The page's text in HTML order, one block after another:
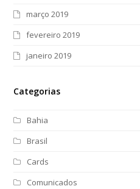
março 2019
fevereiro 2019
janeiro 2019
Categorias
Bahia
Brasil
Cards
Comunicados